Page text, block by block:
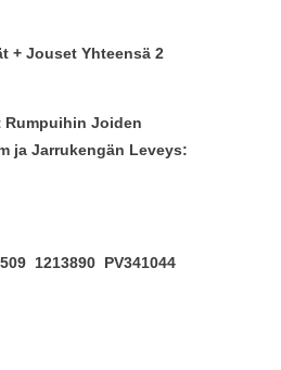
+ Jouset Yhteensä 2
Rumpuihin Joiden
ja Jarrukengän Leveys:
1213890 PV341044